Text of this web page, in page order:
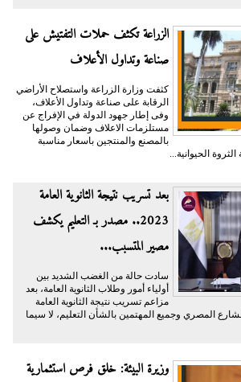
الزراعة تكثف حملات التفتيش على
صناعة وتداول الأعلاف
كثفت وزارة الزراعة واستصلاح الأراضي
الرقابة على صناعة وتداول الأعلاف،
وفى إطار جهود الدولة في الإفراج عن
مستلزمات الاعلاف وضمان وصولها
بالمصنع والمنتجين باسعار مناسبة
الحيوانية...
بعد تسريب نتيجة الثانوية العامة
2023.. مصدر بـ التعليم يكشف
مصير المتسبب...
سادت حالة من الغضب الشديد بين
أولياء أمور وطلاب الثانوية العامة، بعد
مزاعم تسريب نتيجة الثانوية العامة
الشارع المصري وجميع المهتمين بالشأن التعليم، لا سيما
وزيرة البيئة: خلق فرص استثمارية